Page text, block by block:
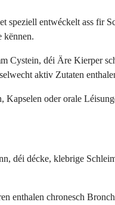
speziell entwéckelt ass
kënnen.
Cystein, déi Äre Kierper
aktiv Zutaten
oder orale
déi décke, klebrige
enthalen chronesch